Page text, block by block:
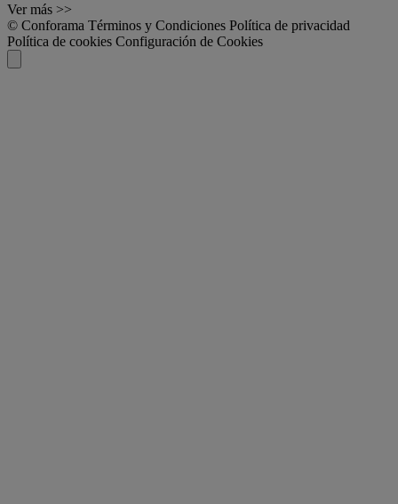
Ver más >>
© Conforama Términos y Condiciones Política de privacidad
Política de cookies Configuración de Cookies